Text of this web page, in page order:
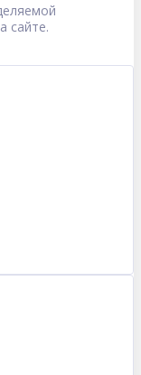
сайте.